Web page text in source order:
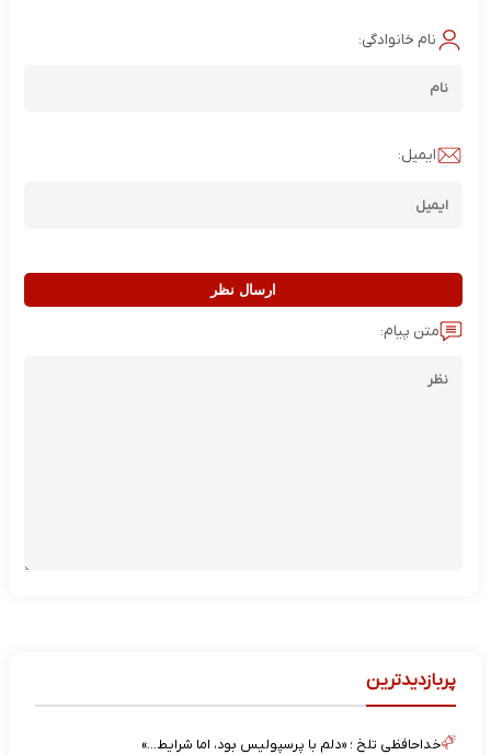
نام خانوادگی:
ایمیل:
ارسال نظر
متن پیام:
پربازدیدترین
خداحافظی تلخ ؛ «دلم با پرسپولیس بود، اما شرایط…»